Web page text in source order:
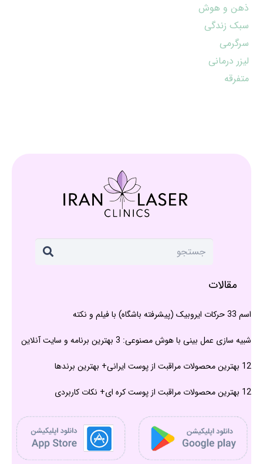
ذهن و هوش
سبک زندگی
سرگرمی
لیزر درمانی
متفرقه
مقالات
اسم 33 حرکات ایروبیک (پیشرفته باشگاه) با فیلم و نکته
شبیه سازی عمل بینی با هوش مصنوعی: 3 بهترین برنامه و سایت آنلاین
12 بهترین محصولات مراقبت از پوست ایرانی+ بهترین برندها
12 بهترین محصولات مراقبت از پوست کره ای+ نکات کاربردی